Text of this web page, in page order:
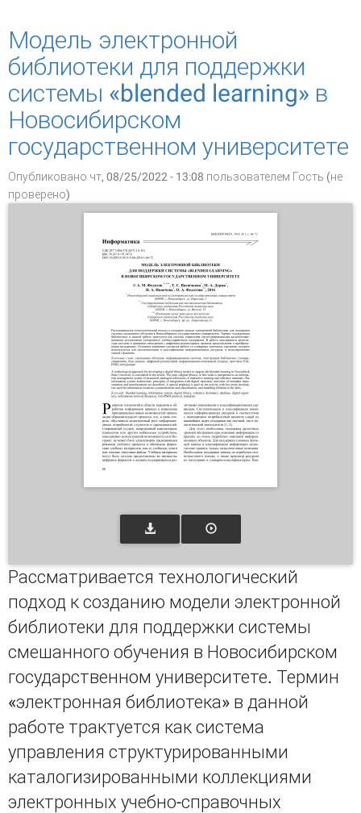
источников базы данных «Экология: наука и
технологии» ГПНТБ России
Модель электронной
библиотеки для поддержки
системы «blended learning» в
Новосибирском
государственном университете
Опубликовано чт, 08/25/2022 - 13:08 пользователем Гость (не
проверено)
Рассматривается технологический
подход к созданию модели электронной
библиотеки для поддержки системы
смешанного обучения в Новосибирском
государственном университете. Термин
«электронная библиотека» в данной
работе трактуется как система
управления структурированными
каталогизированными коллекциями
электронных учебно-справочных